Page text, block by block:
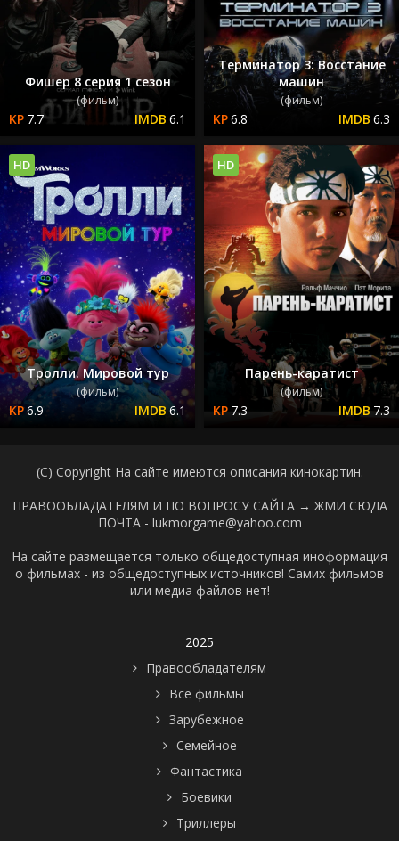
Фишер 8 серия 1 сезон
(фильм)
7.7 6.1
Терминатор 3: Восстание
машин
(фильм)
6.8 6.3
Тролли. Мировой тур
(фильм)
6.9 6.1
HD
Парень-каратист
(фильм)
7.3 7.3
HD
(C) Copyright На сайте имеются описания кинокартин.
ПРАВООБЛАДАТЕЛЯМ И ПО ВОПРОСУ САЙТА → ЖМИ СЮДА
ПОЧТА - lukmorgame@yahoo.com
На сайте размещается только общедоступная иноформация
о фильмах - из общедоступных источников! Самих фильмов
или медиа файлов нет!
2025
Правообладателям
Все фильмы
Зарубежное
Семейное
Фантастика
Боевики
Триллеры